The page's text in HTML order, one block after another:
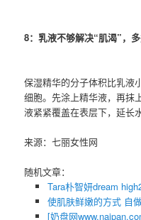
8：乳液不够解决“肌渴”，
保湿精华的分子体积比乳液
细胞。先涂上精华液，再抹
液紧紧覆盖在表层下，延长
来源：七丽女性网
随机文章：
Tara朴智妍dream
使肌肤鲜嫩的方式 自
[奶盘网